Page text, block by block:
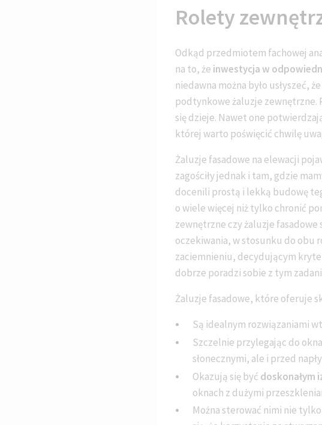
Rolety
Odkąd przedmiotem fachowej
na to, że inwestycja w
niedawna można było usłyszeć,
podtynkowe żaluzje zewnętrzne.
się dzieje. Nawet one
której warto poświęcić chwilę
Żaluzje fasadowe na elewacji
zagościły jednak i tam, gdzie
docenili prostą i lekką budowę
o wiele więcej niż tylko chronić
zewnętrzne czy żaluzje fasadowe
oczekiwania, w stosunku do obu
zaciemnieniu, decydującym
dobrze poradzi sobie z tym
Żaluzje fasadowe, które oferuje
Są idealnym rozwiązaniami
Szczelnie przylegając do okna
słonecznymi, ale i przed
Okazują się być doskonałym
oknach z dużymi
Można sterować nimi nie